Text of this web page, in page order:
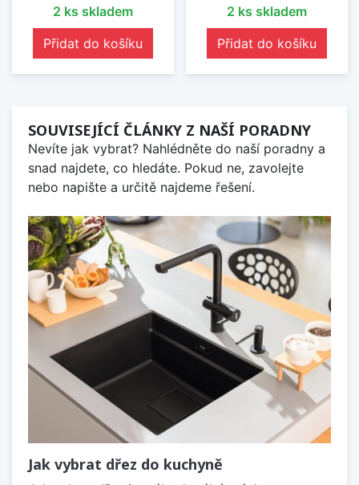
2 ks skladem
Přidat do košíku
2 ks skladem
Přidat do košíku
SOUVISEJÍCÍ ČLÁNKY Z NAŠÍ PORADNY
Nevíte jak vybrat? Nahlédněte do naší poradny a
snad najdete, co hledáte. Pokud ne, zavolejte
nebo napište a určitě najdeme řešení.
Jak vybrat dřez do kuchyně